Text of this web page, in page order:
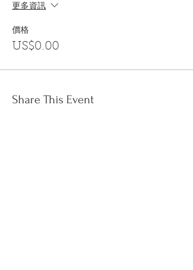
更多資訊
價格
US$0.00
Share This Event